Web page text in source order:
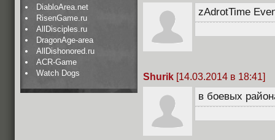
DiabloArea.net
RisenGame.ru
AllDisciples.ru
DragonAge-area
AllDishonored.ru
ACR-Game
Watch Dogs
zAdrotTime
Shurik [14.03.2014 в 18:41]
в боевых